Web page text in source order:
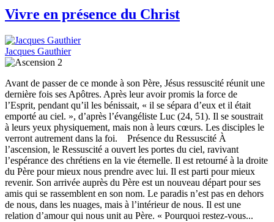
Vivre en présence du Christ
Jacques Gauthier
Avant de passer de ce monde à son Père, Jésus ressuscité réunit une
dernière fois ses Apôtres. Après leur avoir promis la force de
l’Esprit, pendant qu’il les bénissait, « il se sépara d’eux et il était
emporté au ciel. », d’après l’évangéliste Luc (24, 51). Il se soustrait
à leurs yeux physiquement, mais non à leurs cœurs. Les disciples le
verront autrement dans la foi. Présence du Ressuscité À
l’ascension, le Ressuscité a ouvert les portes du ciel, ravivant
l’espérance des chrétiens en la vie éternelle. Il est retourné à la droite
du Père pour mieux nous prendre avec lui. Il est parti pour mieux
revenir. Son arrivée auprès du Père est un nouveau départ pour ses
amis qui se rassemblent en son nom. Le paradis n’est pas en dehors
de nous, dans les nuages, mais à l’intérieur de nous. Il est une
relation d’amour qui nous unit au Père. « Pourquoi restez-vous...